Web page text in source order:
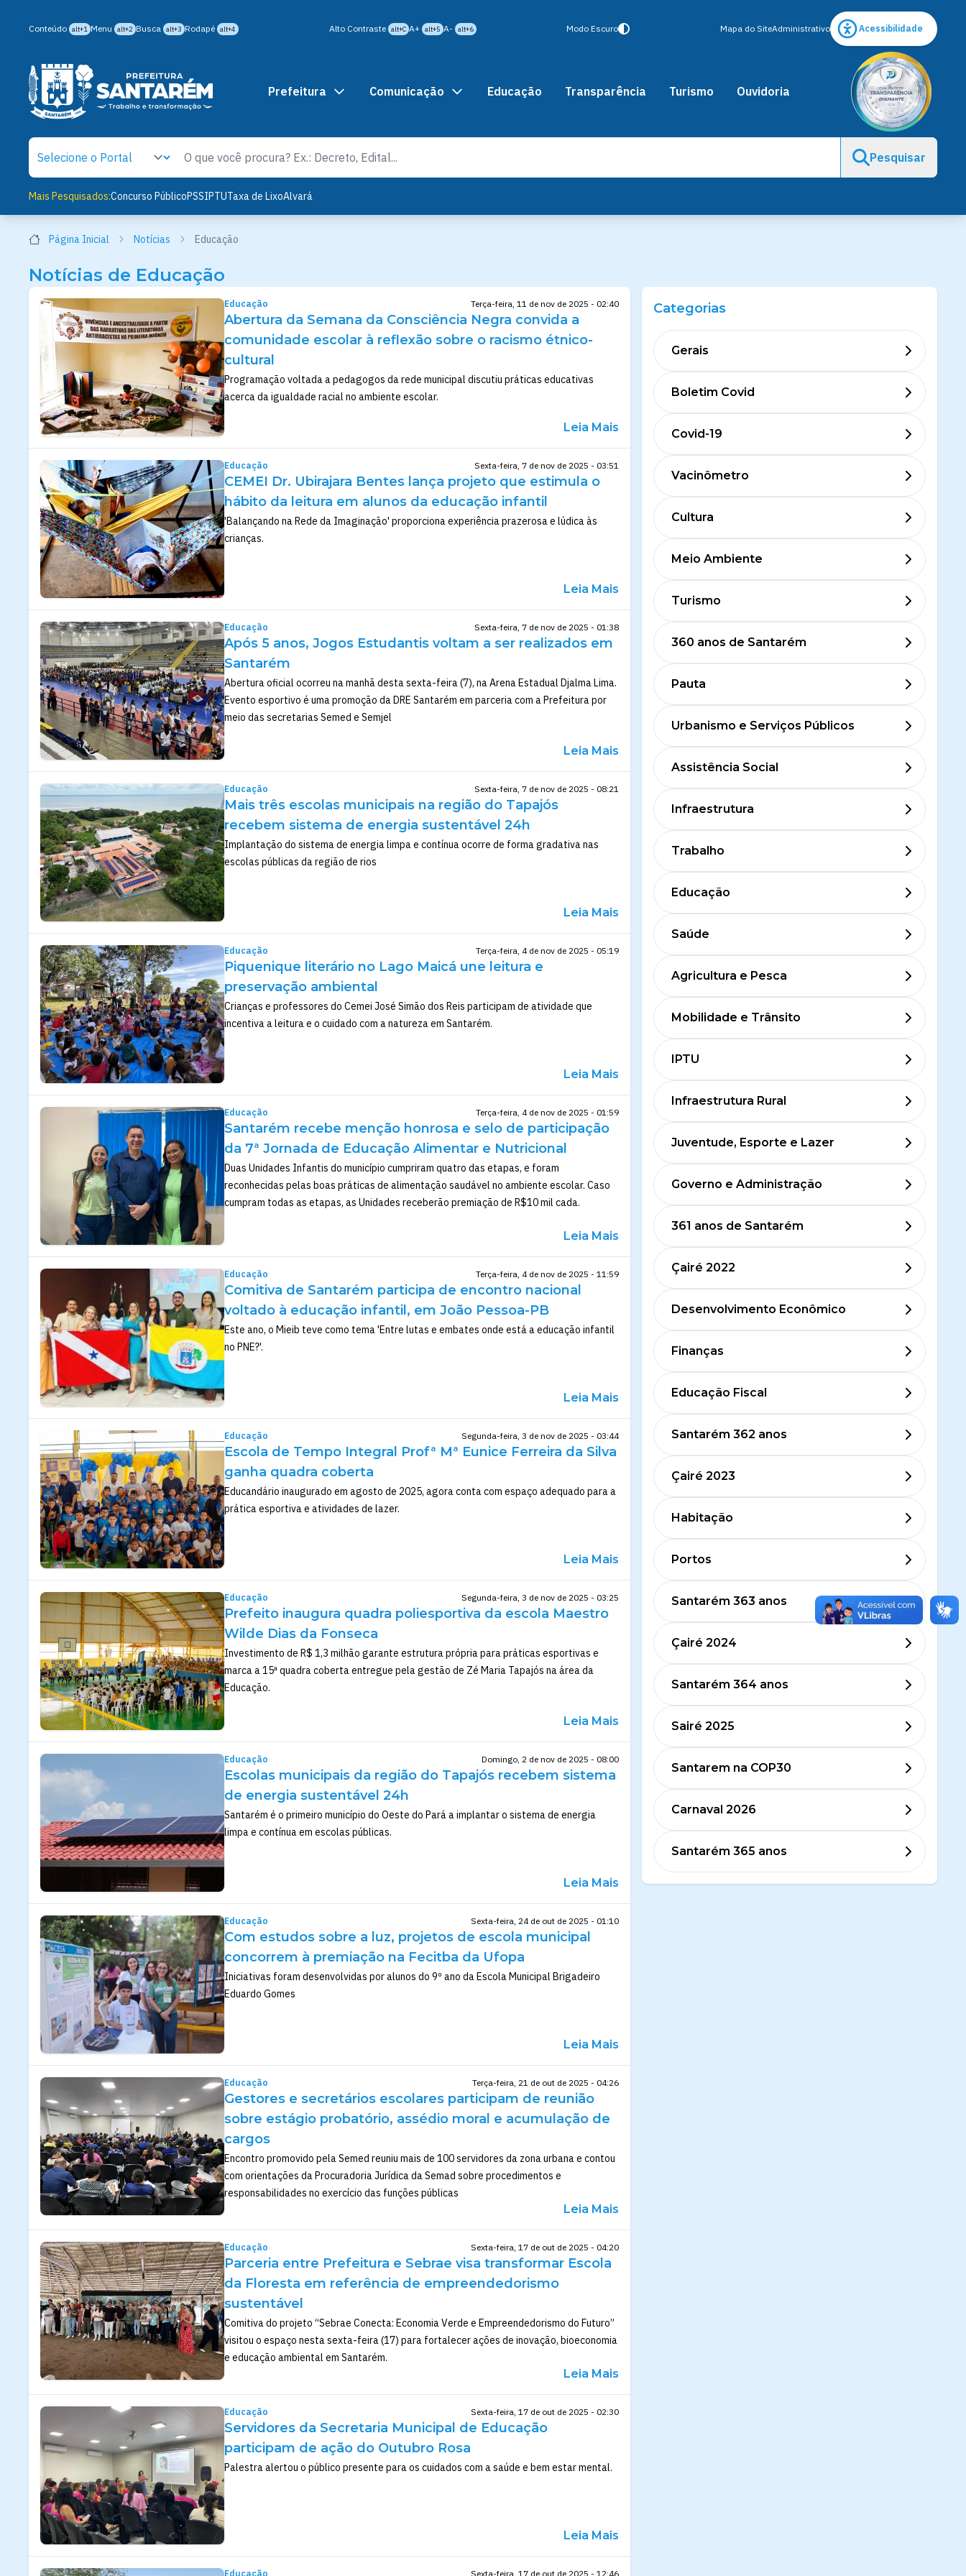
Conteúdo alt+1 Menu alt+2 Busca alt+3 Rodapé alt+4 Alto Contraste alt+C A+ alt+5 A- alt+6 Modo Escuro Mapa do SiteAdministrativo Acessibilidade
Prefeitura Comunicação Educação Transparência Turismo Ouvidoria
Pesquisar
Mais Pesquisados:Concurso PúblicoPSSIPTUTaxa de LixoAlvará
Página Inicial Notícias Educação
Notícias de Educação
Educação Terça-feira, 11 de nov de 2025 - 02:40
Abertura da Semana da Consciência Negra convida a
comunidade escolar à reflexão sobre o racismo étnico-
cultural
Programação voltada a pedagogos da rede municipal discutiu práticas educativas
acerca da igualdade racial no ambiente escolar.
Leia Mais
Educação Sexta-feira, 7 de nov de 2025 - 03:51
CEMEI Dr. Ubirajara Bentes lança projeto que estimula o
hábito da leitura em alunos da educação infantil
'Balançando na Rede da Imaginação' proporciona experiência prazerosa e lúdica às
crianças.
Leia Mais
Educação Sexta-feira, 7 de nov de 2025 - 01:38
Após 5 anos, Jogos Estudantis voltam a ser realizados em
Santarém
Abertura oficial ocorreu na manhã desta sexta-feira (7), na Arena Estadual Djalma Lima.
Evento esportivo é uma promoção da DRE Santarém em parceria com a Prefeitura por
meio das secretarias Semed e Semjel
Leia Mais
Educação Sexta-feira, 7 de nov de 2025 - 08:21
Mais três escolas municipais na região do Tapajós
recebem sistema de energia sustentável 24h
Implantação do sistema de energia limpa e contínua ocorre de forma gradativa nas
escolas públicas da região de rios
Leia Mais
Educação Terça-feira, 4 de nov de 2025 - 05:19
Piquenique literário no Lago Maicá une leitura e
preservação ambiental
Crianças e professores do Cemei José Simão dos Reis participam de atividade que
incentiva a leitura e o cuidado com a natureza em Santarém.
Leia Mais
Educação Terça-feira, 4 de nov de 2025 - 01:59
Santarém recebe menção honrosa e selo de participação
da 7ª Jornada de Educação Alimentar e Nutricional
Duas Unidades Infantis do município cumpriram quatro das etapas, e foram
reconhecidas pelas boas práticas de alimentação saudável no ambiente escolar. Caso
cumpram todas as etapas, as Unidades receberão premiação de R$10 mil cada.
Leia Mais
Educação Terça-feira, 4 de nov de 2025 - 11:59
Comitiva de Santarém participa de encontro nacional
voltado à educação infantil, em João Pessoa-PB
Este ano, o Mieib teve como tema 'Entre lutas e embates onde está a educação infantil
no PNE?'.
Leia Mais
Educação Segunda-feira, 3 de nov de 2025 - 03:44
Escola de Tempo Integral Profª Mª Eunice Ferreira da Silva
ganha quadra coberta
Educandário inaugurado em agosto de 2025, agora conta com espaço adequado para a
prática esportiva e atividades de lazer.
Leia Mais
Educação Segunda-feira, 3 de nov de 2025 - 03:25
Prefeito inaugura quadra poliesportiva da escola Maestro
Wilde Dias da Fonseca
Investimento de R$ 1,3 milhão garante estrutura própria para práticas esportivas e
marca a 15ª quadra coberta entregue pela gestão de Zé Maria Tapajós na área da
Educação.
Leia Mais
Educação Domingo, 2 de nov de 2025 - 08:00
Escolas municipais da região do Tapajós recebem sistema
de energia sustentável 24h
Santarém é o primeiro município do Oeste do Pará a implantar o sistema de energia
limpa e contínua em escolas públicas.
Leia Mais
Educação Sexta-feira, 24 de out de 2025 - 01:10
Com estudos sobre a luz, projetos de escola municipal
concorrem à premiação na Fecitba da Ufopa
Iniciativas foram desenvolvidas por alunos do 9º ano da Escola Municipal Brigadeiro
Eduardo Gomes
Leia Mais
Educação Terça-feira, 21 de out de 2025 - 04:26
Gestores e secretários escolares participam de reunião
sobre estágio probatório, assédio moral e acumulação de
cargos
Encontro promovido pela Semed reuniu mais de 100 servidores da zona urbana e contou
com orientações da Procuradoria Jurídica da Semad sobre procedimentos e
responsabilidades no exercício das funções públicas
Leia Mais
Educação Sexta-feira, 17 de out de 2025 - 04:20
Parceria entre Prefeitura e Sebrae visa transformar Escola
da Floresta em referência de empreendedorismo
sustentável
Comitiva do projeto “Sebrae Conecta: Economia Verde e Empreendedorismo do Futuro”
visitou o espaço nesta sexta-feira (17) para fortalecer ações de inovação, bioeconomia
e educação ambiental em Santarém.
Leia Mais
Educação Sexta-feira, 17 de out de 2025 - 02:30
Servidores da Secretaria Municipal de Educação
participam de ação do Outubro Rosa
Palestra alertou o público presente para os cuidados com a saúde e bem estar mental.
Leia Mais
Educação Sexta-feira, 17 de out de 2025 - 12:46
Categorias
Gerais
Boletim Covid
Covid-19
Vacinômetro
Cultura
Meio Ambiente
Turismo
360 anos de Santarém
Pauta
Urbanismo e Serviços Públicos
Assistência Social
Infraestrutura
Trabalho
Educação
Saúde
Agricultura e Pesca
Mobilidade e Trânsito
IPTU
Infraestrutura Rural
Juventude, Esporte e Lazer
Governo e Administração
361 anos de Santarém
Çairé 2022
Desenvolvimento Econômico
Finanças
Educação Fiscal
Santarém 362 anos
Çairé 2023
Habitação
Portos
Santarém 363 anos
Çairé 2024
Santarém 364 anos
Sairé 2025
Santarem na COP30
Carnaval 2026
Santarém 365 anos